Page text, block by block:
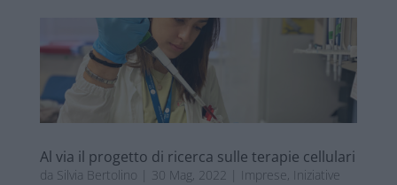
Al via il progetto di ricerca sulle terapie cellulari
da Silvia Bertolino 30 Mag, 2022 Imprese, Iniziative